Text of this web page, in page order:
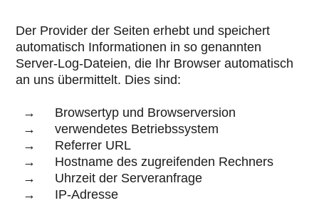
Der Provider der Seiten erhebt und speichert
automatisch Informationen in so genannten
Server-Log-Dateien, die Ihr Browser automatisch
an uns übermittelt. Dies sind:
Browsertyp und Browserversion
verwendetes Betriebssystem
Referrer URL
Hostname des zugreifenden Rechners
Uhrzeit der Serveranfrage
IP-Adresse